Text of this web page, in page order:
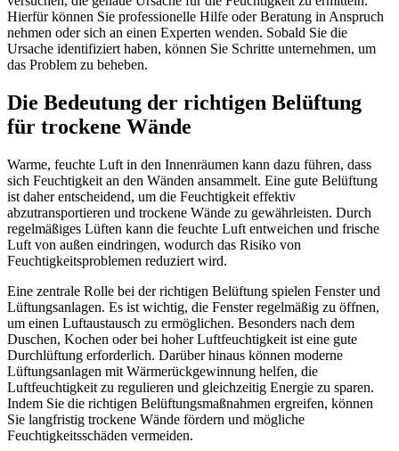
Hierfür können Sie professionelle Hilfe oder Beratung in Anspruch
nehmen oder sich an einen Experten wenden. Sobald Sie die
Ursache identifiziert haben, können Sie Schritte unternehmen, um
das Problem zu beheben.
Die Bedeutung der richtigen Belüftung
für trockene Wände
Warme, feuchte Luft in den Innenräumen kann dazu führen, dass
sich Feuchtigkeit an den Wänden ansammelt. Eine gute Belüftung
ist daher entscheidend, um die Feuchtigkeit effektiv
abzutransportieren und trockene Wände zu gewährleisten. Durch
regelmäßiges Lüften kann die feuchte Luft entweichen und frische
Luft von außen eindringen, wodurch das Risiko von
Feuchtigkeitsproblemen reduziert wird.
Eine zentrale Rolle bei der richtigen Belüftung spielen Fenster und
Lüftungsanlagen. Es ist wichtig, die Fenster regelmäßig zu öffnen,
um einen Luftaustausch zu ermöglichen. Besonders nach dem
Duschen, Kochen oder bei hoher Luftfeuchtigkeit ist eine gute
Durchlüftung erforderlich. Darüber hinaus können moderne
Lüftungsanlagen mit Wärmerückgewinnung helfen, die
Luftfeuchtigkeit zu regulieren und gleichzeitig Energie zu sparen.
Indem Sie die richtigen Belüftungsmaßnahmen ergreifen, können
Sie langfristig trockene Wände fördern und mögliche
Feuchtigkeitsschäden vermeiden.